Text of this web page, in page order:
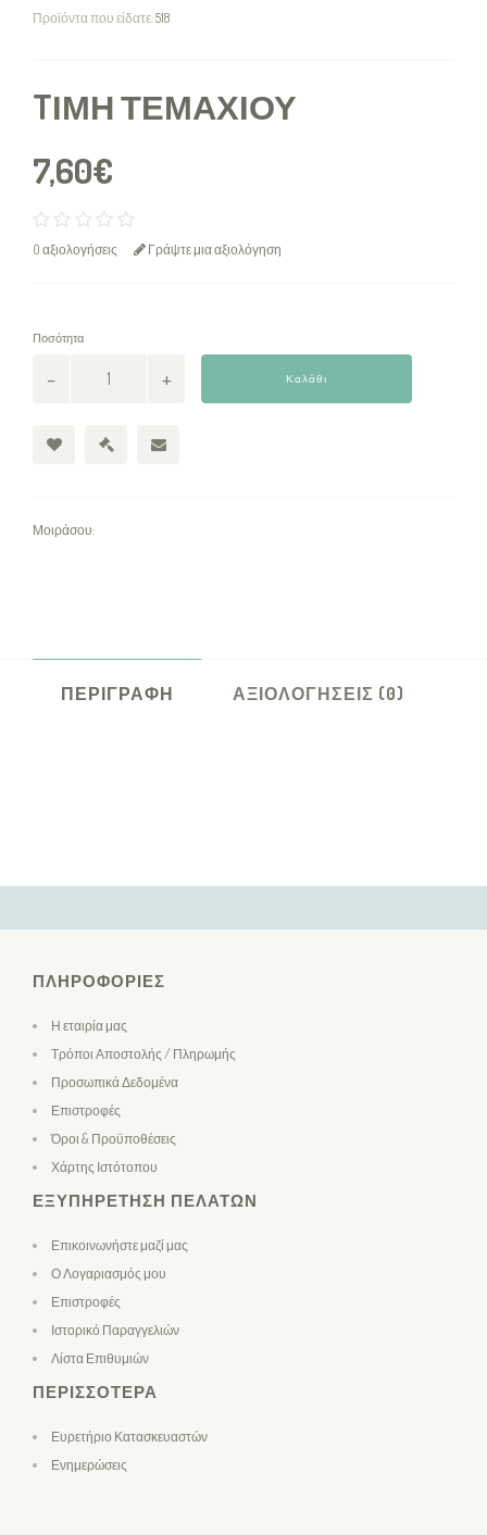
Προϊόντα που είδατε:518
TΙΜΉ ΤΕΜΑΧΊΟΥ
7,60€
0 αξιολογήσεις Γράψτε μια αξιολόγηση
Ποσότητα
Καλάθι
Μοιράσου:
ΠΕΡΙΓΡΑΦΉ ΑΞΙΟΛΟΓΉΣΕΙΣ (0)
ΠΛΗΡΟΦΟΡΊΕΣ
Η εταιρία μας
Τρόποι Αποστολής / Πληρωμής
Προσωπικά Δεδομένα
Επιστροφές
Όροι & Προϋποθέσεις
Χάρτης Ιστότοπου
ΕΞΥΠΗΡΈΤΗΣΗ ΠΕΛΑΤΏΝ
Επικοινωνήστε μαζί μας
Ο Λογαριασμός μου
Επιστροφές
Ιστορικό Παραγγελιών
Λίστα Επιθυμιών
ΠΕΡΙΣΣΌΤΕΡΑ
Ευρετήριο Κατασκευαστών
Ενημερώσεις